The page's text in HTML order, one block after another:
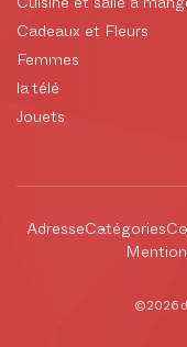
Cuisine et salle à
Cadeaux et Fleurs
Femmes
la télé
Jouets
Adresse Catégories
©2026